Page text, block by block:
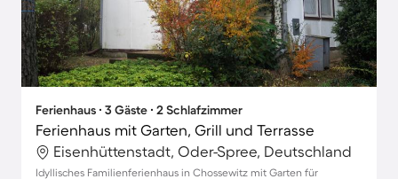
Ferienhaus ∙ 3 Gäste ∙ 2 Schlafzimmer
Ferienhaus mit Garten, Grill und Terrasse
Eisenhüttenstadt, Oder-Spree, Deutschland
Idyllisches Familienferienhaus in Chossewitz mit Garten für